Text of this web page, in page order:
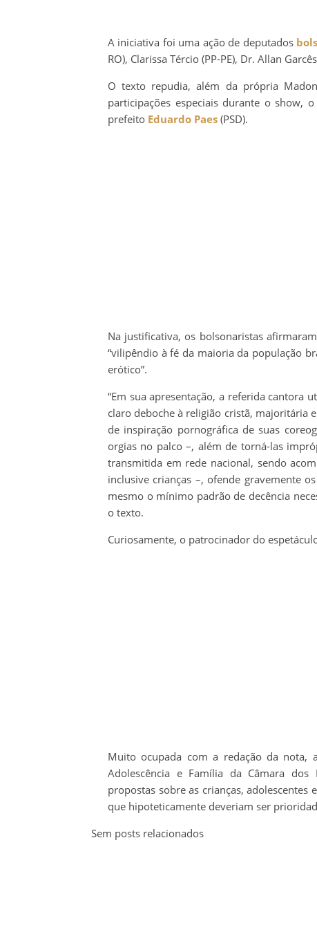
A iniciativa foi uma ação de deputados
RO), Clarissa Tércio (PP-PE), Dr. Allan
O texto repudia, além da própria
participações especiais durante o show,
prefeito Eduardo Paes (PSD).
Na justificativa, os bolsonaristas
“vilipêndio à fé da maioria da população
erótico”.
“Em sua apresentação, a referida cantora
claro deboche à religião cristã, majoritária
de inspiração pornográfica de suas
orgias no palco –, além de torná-las
transmitida em rede nacional, sendo
inclusive crianças –, ofende gravemente
mesmo o mínimo padrão de decência
o texto.
Curiosamente, o patrocinador do
Muito ocupada com a redação da nota,
Adolescência e Família da Câmara
propostas sobre as crianças, adolescentes
que hipoteticamente deveriam ser
Sem posts relacionados